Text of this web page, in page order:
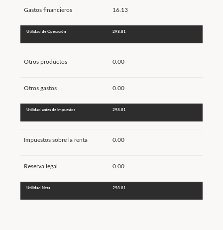
Gastos financieros 16.13
Utilidad de Operación 298.81
Otros productos 0.00
Otros gastos 0.00
Utilidad antes de Impuestos 298.81
Impuestos sobre la renta 0.00
Reserva legal 0.00
Utilidad Neta 298.81